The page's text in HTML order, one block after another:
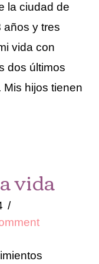
la ciudad de
años y tres
vida con
dos últimos
Mis hijos tienen
vida